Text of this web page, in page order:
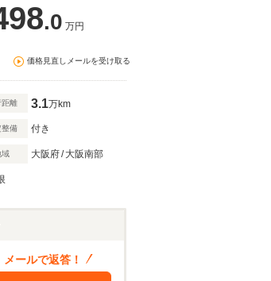
.0 万円
価格見直しメールを受け取る
距離 3.1万km
整備 付き
域 大阪府/ 大阪南部
ールで返答！